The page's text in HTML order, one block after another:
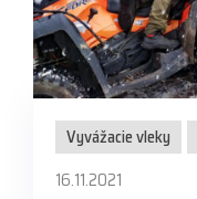
Vyvážacie vleky
16.11.2021